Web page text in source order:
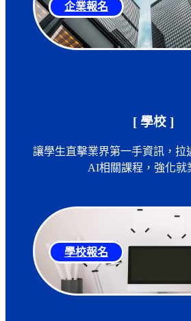
企業報名
[ 學校 ]
讓學生直擊業界第一手資訊，拉
AI相關課程，強化就
學校報名